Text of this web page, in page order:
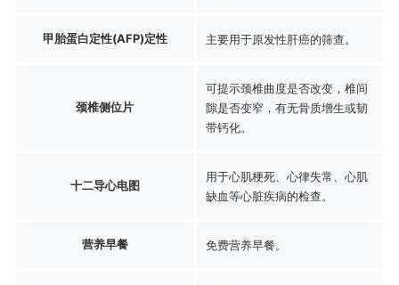
甲胎蛋白定性(AFP)定性 主要用于原发性肝癌的筛查。
颈椎侧位片
可提示颈椎曲度是否改变，椎间
隙是否变窄，有无骨质增生或韧
带钙化。
十二导心电图
用于心肌梗死、心律失常、心肌
缺血等心脏疾病的检查。
营养早餐 免费营养早餐。